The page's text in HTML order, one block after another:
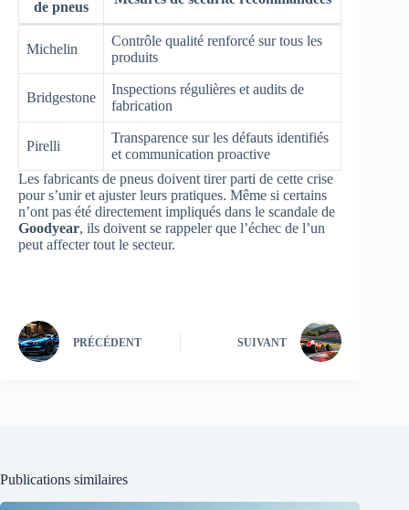
de pneus
Michelin
Contrôle qualité renforcé sur tous les
produits
Bridgestone
Inspections régulières et audits de
fabrication
Pirelli
Transparence sur les défauts identifiés
et communication proactive
Les fabricants de pneus doivent tirer parti de cette crise
pour s’unir et ajuster leurs pratiques. Même si certains
n’ont pas été directement impliqués dans le scandale de
Goodyear, ils doivent se rappeler que l’échec de l’un
peut affecter tout le secteur.
PRÉCÉDENT SUIVANT
Publications similaires